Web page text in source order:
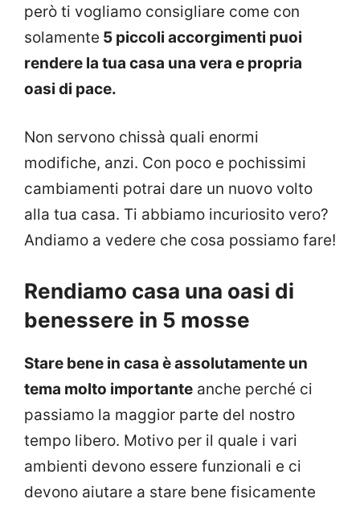
però ti vogliamo consigliare come con
solamente 5 piccoli accorgimenti puoi
rendere la tua casa una vera e propria
oasi di pace.
Non servono chissà quali enormi
modifiche, anzi. Con poco e pochissimi
cambiamenti potrai dare un nuovo volto
alla tua casa. Ti abbiamo incuriosito vero?
Andiamo a vedere che cosa possiamo fare!
Rendiamo casa una oasi di
benessere in 5 mosse
Stare bene in casa è assolutamente un
tema molto importante anche perché ci
passiamo la maggior parte del nostro
tempo libero. Motivo per il quale i vari
ambienti devono essere funzionali e ci
devono aiutare a stare bene fisicamente